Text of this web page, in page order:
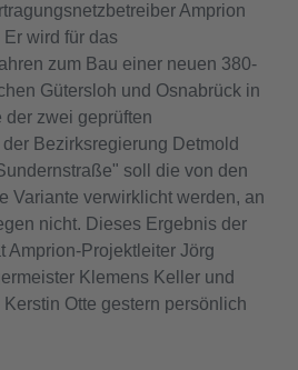
Amprion
wird für das
zum Bau einer neuen 380-
Gütersloh und Osnabrück in
der zwei geprüften
Bezirksregierung Detmold
soll die von den
Variante verwirklicht werden, an
nicht. Dieses Ergebnis der
Amprion-Projektleiter Jörg
Klemens Keller und
Otte gestern persönlich